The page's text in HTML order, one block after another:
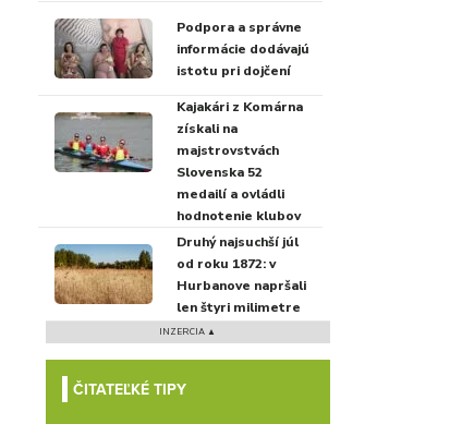
Podpora a správne
informácie dodávajú
istotu pri dojčení
Kajakári z Komárna
získali na
majstrovstvách
Slovenska 52
medailí a ovládli
hodnotenie klubov
Druhý najsuchší júl
od roku 1872: v
Hurbanove napršali
len štyri milimetre
INZERCIA ▲
ČITATEĽKÉ TIPY